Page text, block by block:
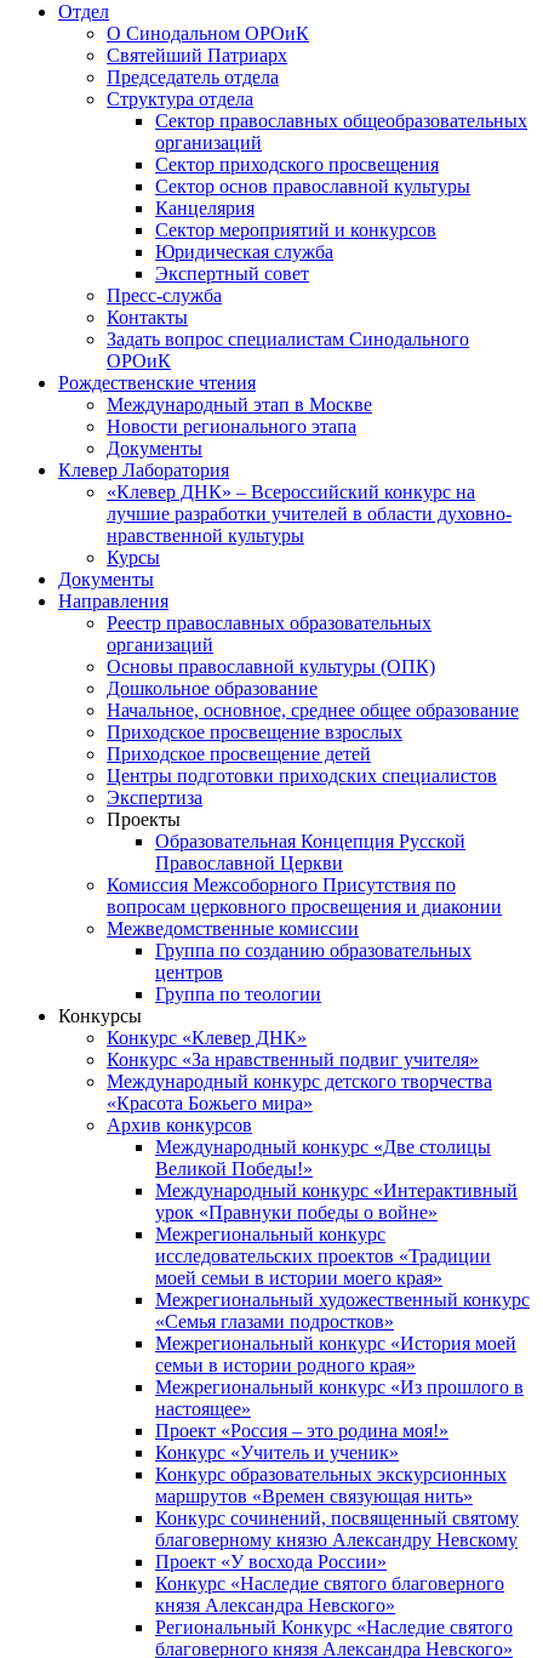
Отдел
О Синодальном ОРОиК
Святейший Патриарх
Председатель отдела
Структура отдела
Сектор православных общеобразовательных
организаций
Сектор приходского просвещения
Сектор основ православной культуры
Канцелярия
Сектор мероприятий и конкурсов
Юридическая служба
Экспертный совет
Пресс-служба
Контакты
Задать вопрос специалистам Синодального
ОРОиК
Рождественские чтения
Международный этап в Москве
Новости регионального этапа
Документы
Клевер Лаборатория
«Клевер ДНК» – Всероссийский конкурс на
лучшие разработки учителей в области духовно-
нравственной культуры
Курсы
Документы
Направления
Реестр православных образовательных
организаций
Основы православной культуры (ОПК)
Дошкольное образование
Начальное, основное, среднее общее образование
Приходское просвещение взрослых
Приходское просвещение детей
Центры подготовки приходских специалистов
Экспертиза
Проекты
Образовательная Концепция Русской
Православной Церкви
Комиссия Межсоборного Присутствия по
вопросам церковного просвещения и диаконии
Межведомственные комиссии
Группа по созданию образовательных
центров
Группа по теологии
Конкурсы
Конкурс «Клевер ДНК»
Конкурс «За нравственный подвиг учителя»
Международный конкурс детского творчества
«Красота Божьего мира»
Архив конкурсов
Международный конкурс «Две столицы
Великой Победы!»
Международный конкурс «Интерактивный
урок «Правнуки победы о войне»
Межрегиональный конкурс
исследовательских проектов «Традиции
моей семьи в истории моего края»
Межрегиональный художественный конкурс
«Семья глазами подростков»
Межрегиональный конкурс «История моей
семьи в истории родного края»
Межрегиональный конкурс «Из прошлого в
настоящее»
Проект «Россия – это родина моя!»
Конкурс «Учитель и ученик»
Конкурс образовательных экскурсионных
маршрутов «Времен связующая нить»
Конкурс сочинений, посвященный святому
благоверному князю Александру Невскому
Проект «У восхода России»
Конкурс «Наследие святого благоверного
князя Александра Невского»
Региональный Конкурс «Наследие святого
благоверного князя Александра Невского»